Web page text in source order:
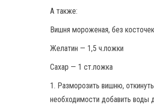
А также:
Вишня мороженая, без
Желатин — 1,5 ч.ложки
Сахар — 1 ст.ложка
1. Разморозить вишню,
необходимости добавить воды